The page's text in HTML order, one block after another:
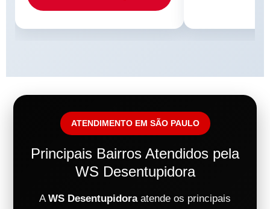
ATENDIMENTO EM SÃO PAULO
Principais Bairros Atendidos pela
WS Desentupidora
A WS Desentupidoraatende os principais